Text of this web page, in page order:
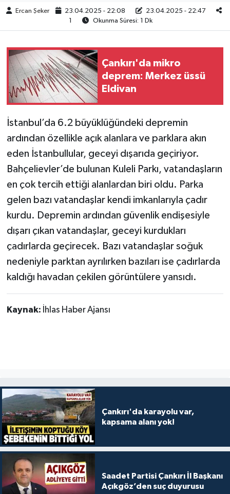
Ercan Şeker 23.04.2025 - 22:08
23.04.2025 - 22:47
Okunma Süresi: 1 Dk
Çankırı'da mikro
deprem: Merkez üssü
Eldivan
İstanbul’da 6.2 büyüklüğündeki depremin
ardından özellikle açık alanlara ve parklara akın
eden İstanbullular, geceyi dışarıda geçiriyor.
Bahçelievler’de bulunan Kuleli Parkı, vatandaşların
en çok tercih ettiği alanlardan biri oldu. Parka
gelen bazı vatandaşlar kendi imkanlarıyla çadır
kurdu. Depremin ardından güvenlik endişesiyle
dışarı çıkan vatandaşlar, geceyi kurdukları
çadırlarda geçirecek. Bazı vatandaşlar soğuk
nedeniyle parktan ayrılırken bazıları ise çadırlarda
kaldığı havadan çekilen görüntülere yansıdı.
Kaynak: İhlas Haber Ajansı
Çankırı'da karayolu var,
kapsama alanı yok!
Saadet Partisi Çankırı İl Başkanı
Açıkgöz’den suç duyurusu
BİLİM&TEKNOLOJİ
BÖLGE
TÜRKİYE
DÜNYA